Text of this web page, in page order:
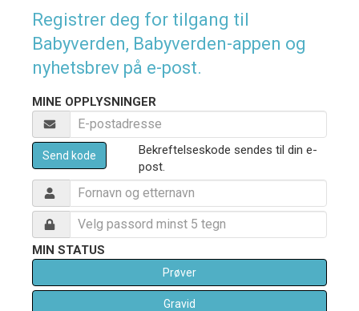
Registrer deg for tilgang til
Babyverden, Babyverden-appen og
nyhetsbrev på e-post.
MINE OPPLYSNINGER
Send kode
Bekreftelseskode sendes til din e-
post.
MIN STATUS
Prøver
Gravid